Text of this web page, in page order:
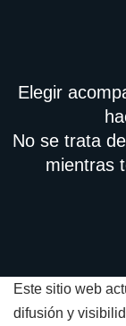
Elegir
No se trata
mientras
Este sitio web
difusión y